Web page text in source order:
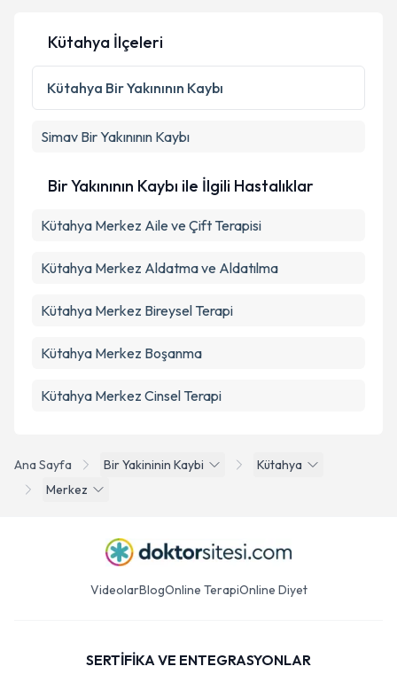
Ana Sayfa Bir Yakininin Kaybi
Kütahya
Merkez
Kütahya İlçeleri
Kütahya Bir Yakınının Kaybı
Simav Bir Yakınının Kaybı
Bir Yakınının Kaybı ile İlgili Hastalıklar
Kütahya Merkez Aile ve Çift Terapisi
Kütahya Merkez Aldatma ve Aldatılma
Kütahya Merkez Bireysel Terapi
Kütahya Merkez Boşanma
Kütahya Merkez Cinsel Terapi
VideolarBlogOnline TerapiOnline Diyet
SERTİFİKA VE ENTEGRASYONLAR